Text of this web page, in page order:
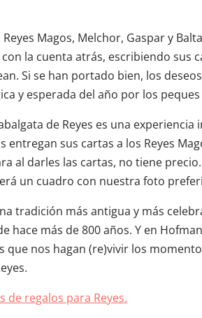
Reyes Magos, Melchor, Gaspar y
con la cuenta atrás, escribiendo sus
Si se han portado bien, los
y esperada del año por los
de Reyes es una
entregan sus cartas a los Reyes
al darles las cartas, no tiene
un cuadro con nuestra foto
tradición más antigua y más
hace más de 800 años. Y en
que nos hagan (re)vivir los
de regalos para Reyes.